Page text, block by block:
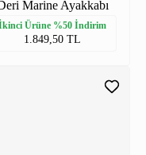
Marine Ayakkabı
Ürüne %50 İndirim
1.849,50 TL